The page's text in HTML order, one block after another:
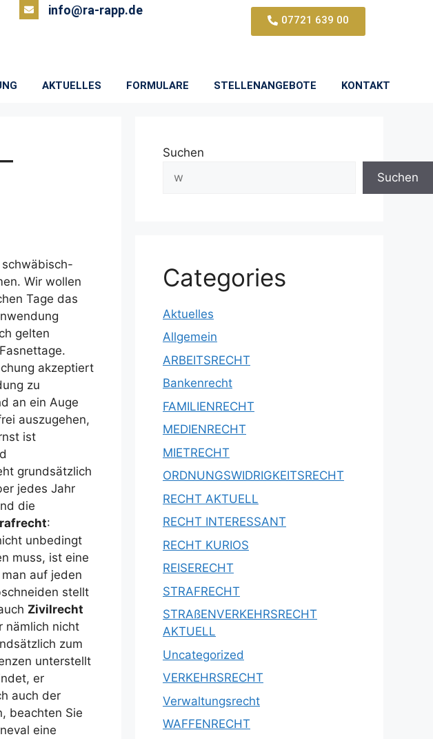
info@ra-rapp.de
07721 639 00
AKTUELLES FORMULARE STELLENANGEBOTE KONTAKT
schwäbisch-
Wir wollen
Tage das
gelten
akzeptiert
zu
an ein Auge
auszugehen,
ist
grundsätzlich
jedes Jahr
die
:
unbedingt
muss, ist eine
auf jeden
stellt
Zivilrecht
nämlich nicht
zum
unterstellt
er
auch der
beachten Sie
eine
Suchen
Suchen
Categories
Aktuelles
Allgemein
ARBEITSRECHT
Bankenrecht
FAMILIENRECHT
MEDIENRECHT
MIETRECHT
ORDNUNGSWIDRIGKEITSRECHT
RECHT AKTUELL
RECHT INTERESSANT
RECHT KURIOS
REISERECHT
STRAFRECHT
STRAßENVERKEHRSRECHT
AKTUELL
Uncategorized
VERKEHRSRECHT
Verwaltungsrecht
WAFFENRECHT